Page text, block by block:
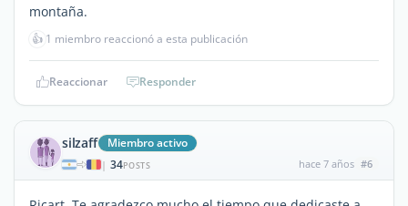
montaña.
👍 1 miembro reaccionó a esta publicación
Reaccionar Responder
silzaff Miembro activo
| 34POSTS hace 7 años #6